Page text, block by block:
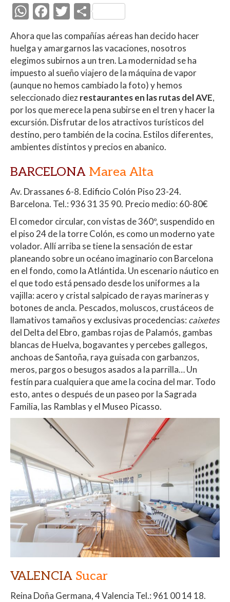
W
at
s
A
p
p
F
ac
e
b
o
o
k
T
itt
er
C
o
m
p
ar
ti
r
Ahora que las compañías aéreas han decido hacer
huelga y amargarnos las vacaciones, nosotros
elegimos subirnos a un tren. La modernidad se ha
impuesto al sueño viajero de la máquina de vapor
(aunque no hemos cambiado la foto) y hemos
seleccionado diezrestaurantes en las rutas del AVE,
por los que merece la pena subirse en el tren y hacer la
excursión. Disfrutar de los atractivos turísticos del
destino, pero también de la cocina. Estilos diferentes,
ambientes distintos y precios en abanico.
BARCELONA Marea Alta
Av. Drassanes 6-8. Edificio Colón Piso 23-24.
Barcelona. Tel.: 936 31 35 90. Precio medio: 60-80€
El comedor circular, con vistas de 360º, suspendido en
el piso 24 de la torre Colón, es como un moderno yate
volador. Allí arriba se tiene la sensación de estar
planeando sobre un océano imaginario con Barcelona
en el fondo, como la Atlántida. Un escenario náutico en
el que todo está pensado desde los uniformes a la
vajilla: acero y cristal salpicado de rayas marineras y
botones de ancla. Pescados, moluscos, crustáceos de
llamativos tamaños y exclusivas procedencias: caixetes
del Delta del Ebro, gambas rojas de Palamós, gambas
blancas de Huelva, bogavantes y percebes gallegos,
anchoas de Santoña, raya guisada con garbanzos,
meros, pargos o besugos asados a la parrilla… Un
festín para cualquiera que ame la cocina del mar. Todo
esto, antes o después de un paseo por la Sagrada
Familia, las Ramblas y el Museo Picasso.
VALENCIA Sucar
Reina Doña Germana, 4Valencia Tel.: 961 00 14 18.